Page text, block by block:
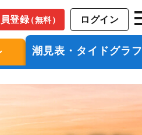
登録（無料） ログイン
潮見表・タイドグラフ